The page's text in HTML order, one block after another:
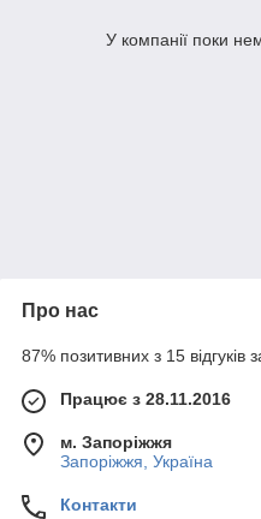
У компанії поки
Про нас
87% позитивних з 15 відгуків
Працює з 28.11.2016
м. Запоріжжя
Запоріжжя, Україна
Контакти